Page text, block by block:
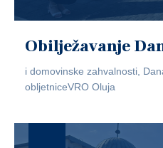
Obilježavanje
i domovinske zahvalnosti,
obljetniceVRO Oluja